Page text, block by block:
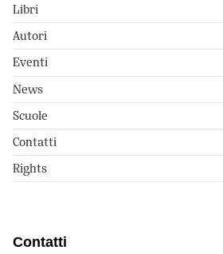
Libri
Autori
Eventi
News
Scuole
Contatti
Rights
Contatti